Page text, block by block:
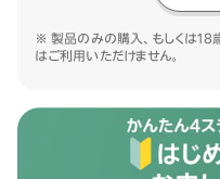
※ 製品のみの購入、もしくは
はご利用いただけません。